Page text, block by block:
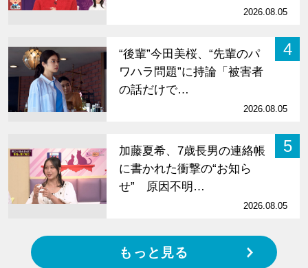
2026.08.05
4
“後輩”今田美桜、“先輩のパ
ワハラ問題”に持論「被害者
の話だけで…
2026.08.05
5
加藤夏希、7歳長男の連絡帳
に書かれた衝撃の“お知ら
せ” 原因不明…
2026.08.05
もっと見る